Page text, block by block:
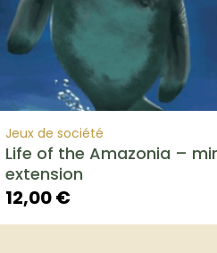
Jeux de société
Life of the Amazonia –
extension
12,00€